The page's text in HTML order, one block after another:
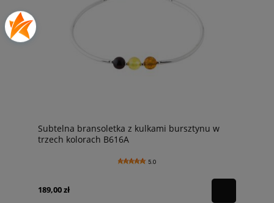
Subtelna bransoletka z kulkami bursztynu w
trzech kolorach B616A
5.0
189,00 zł